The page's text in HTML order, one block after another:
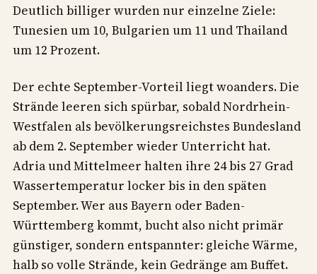
Deutlich billiger wurden nur einzelne Ziele:
Tunesien um 10, Bulgarien um 11 und Thailand
um 12 Prozent.
Der echte September-Vorteil liegt woanders. Die
Strände leeren sich spürbar, sobald Nordrhein-
Westfalen als bevölkerungsreichstes Bundesland
ab dem 2. September wieder Unterricht hat.
Adria und Mittelmeer halten ihre 24 bis 27 Grad
Wassertemperatur locker bis in den späten
September. Wer aus Bayern oder Baden-
Württemberg kommt, bucht also nicht primär
günstiger, sondern entspannter: gleiche Wärme,
halb so volle Strände, kein Gedränge am Buffet.